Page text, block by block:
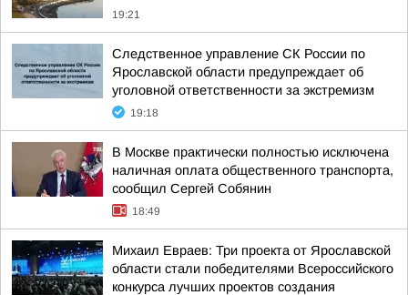
19:21
Следственное управление СК России по
Ярославской области предупреждает об
уголовной ответственности за экстремизм
19:18
В Москве практически полностью исключена
наличная оплата общественного транспорта,
сообщил Сергей Собянин
18:49
Михаил Евраев: Три проекта от Ярославской
области стали победителями Всероссийского
конкурса лучших проектов создания